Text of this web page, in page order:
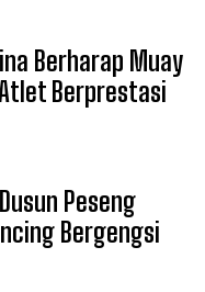
Berharap Muay
Berprestasi
Peseng
Bergengsi